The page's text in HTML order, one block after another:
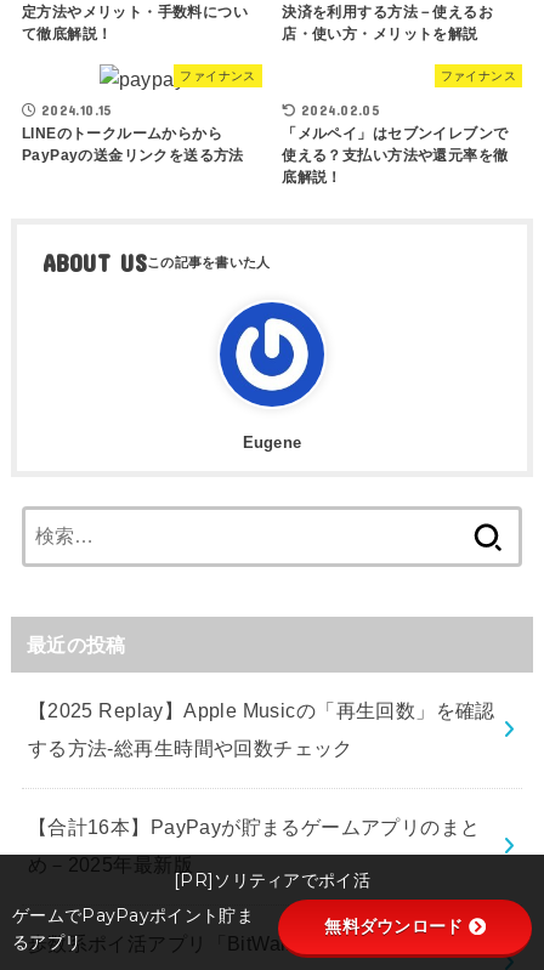
定方法やメリット・手数料につい
て徹底解説！
決済を利用する方法－使えるお
店・使い方・メリットを解説
ファイナンス
2024.10.15
LINEのトークルームからから
PayPayの送金リンクを送る方法
ファイナンス
2024.02.05
「メルペイ」はセブンイレブンで
使える？支払い方法や還元率を徹
底解説！
ABOUT US
Eugene
索:
最近の投稿
【2025 Replay】Apple Musicの「再生回数」を確認
する方法-総再生時間や回数チェック
【合計16本】PayPayが貯まるゲームアプリのまと
め－2025年最新版
歩数系ポイ活アプリ「BitWalk（ビットウォーク）」
[PR]ソリティアでポイ活
ゲームでPayPayポイント貯ま
るアプリ
無料ダウンロード